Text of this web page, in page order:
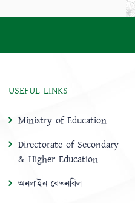
USEFUL LINKS
Ministry of Education
Directorate of Secondary
& Higher Education
অনলাইন বেতনবিল